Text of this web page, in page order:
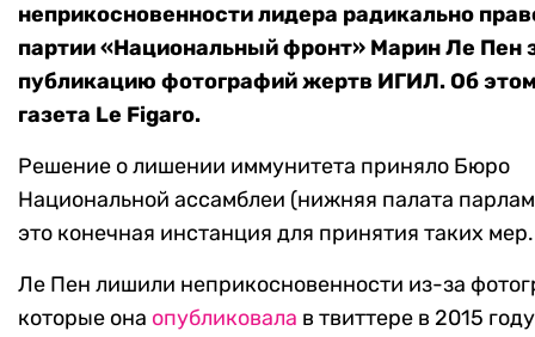
неприкосновенности лидера радикально
партии «Национальный фронт» Марин Ле Пен
публикацию фотографий жертв ИГИЛ. Об
газета Le Figaro.
Решение о лишении иммунитета приняло Бюро
Национальной ассамблеи (нижняя палата
это конечная инстанция для принятия таких мер.
Ле Пен лишили неприкосновенности из-за
которые она опубликовала в твиттере в 2015